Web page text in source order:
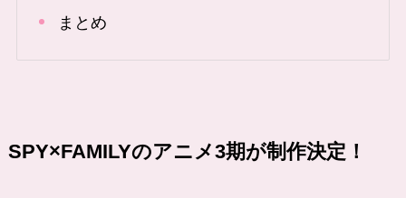
まとめ
SPY×FAMILYのアニメ3期が制作決定！